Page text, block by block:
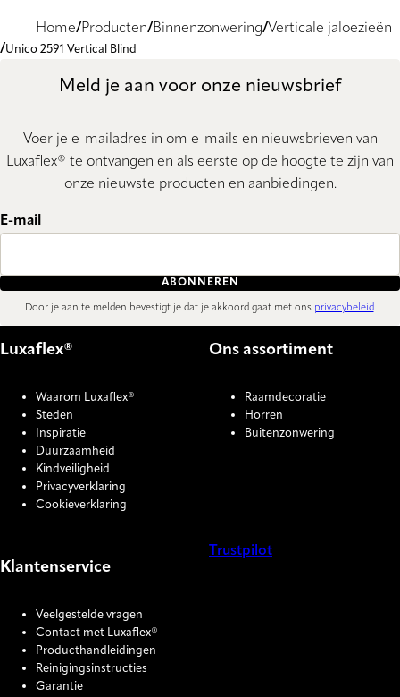
Home Producten Binnenzonwering Verticale jaloezieën
Unico 2591 Vertical Blind
Meld je aan voor onze nieuwsbrief
Voer je e-mailadres in om e-mails en nieuwsbrieven van
Luxaflex® te ontvangen en als eerste op de hoogte te zijn van
onze nieuwste producten en aanbiedingen.
E-mail
ABONNEREN
Door je aan te melden bevestigt je dat je akkoord gaat met ons privacybeleid.
Luxaflex®
Waarom Luxaflex®
Steden
Inspiratie
Duurzaamheid
Kindveiligheid
Privacyverklaring
Cookieverklaring
Ons assortiment
Raamdecoratie
Horren
Buitenzonwering
Klantenservice
Veelgestelde vragen
Contact met Luxaflex®
Producthandleidingen
Reinigingsinstructies
Garantie
Trustpilot